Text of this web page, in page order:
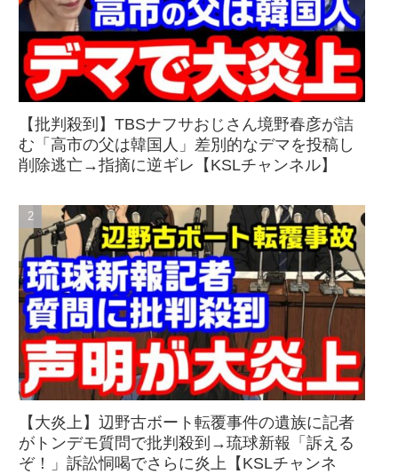
【批判殺到】TBSナフサおじさん境野春彦が詰
む「高市の父は韓国人」差別的なデマを投稿し
削除逃亡→指摘に逆ギレ【KSLチャンネル】
【大炎上】辺野古ボート転覆事件の遺族に記者
がトンデモ質問で批判殺到→琉球新報「訴える
ぞ！」訴訟恫喝でさらに炎上【KSLチャンネ